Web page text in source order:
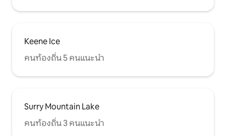
Keene Ice
คนท้องถิ่น 5 คนแนะนำ
Surry Mountain Lake
คนท้องถิ่น 3 คนแนะนำ